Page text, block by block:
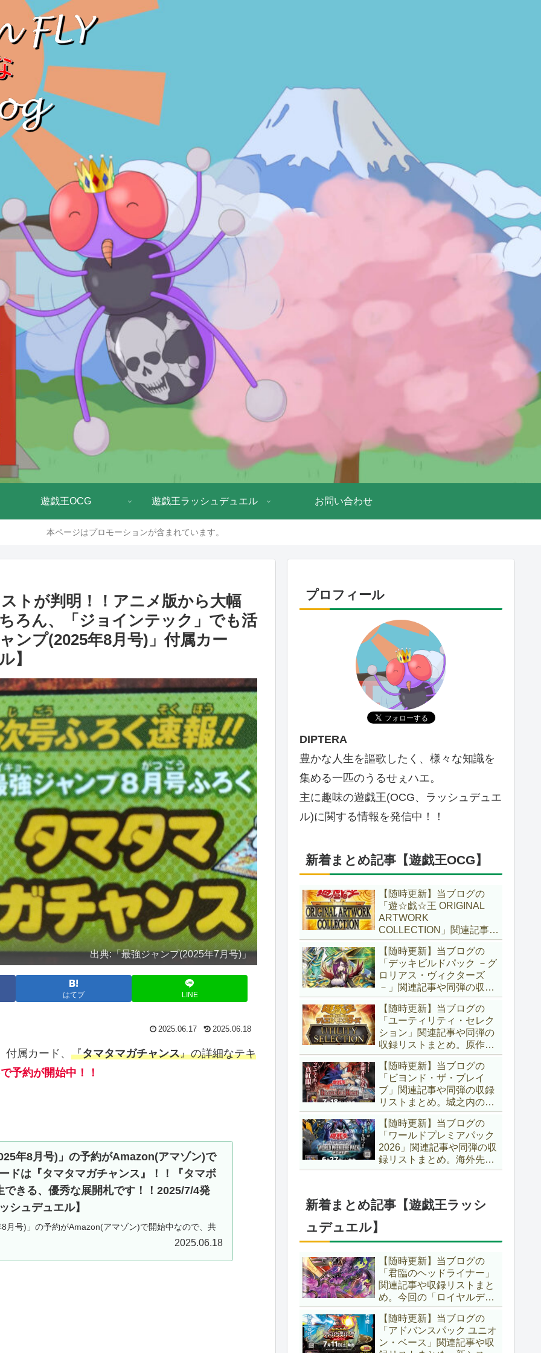
遊戯王OCG 遊戯王ラッシュデュエル お問い合わせ
本ページはプロモーションが含まれています。
トが判明！！アニメ版から大幅
ろん、「ジョインテック」でも活
ンプ(2025年8月号)」付属カー
】
出典:「最強ジャンプ(2025年7月号)」
はてブ LINE
2025.06.17 2025.06.18
属カード、 『タマタマガチャンス』の詳細なテキ
予約が開始中！！
年8月号)」の予約がAmazon(アマゾン)で
ドは『タマタマガチャンス』！！『タマボ
できる、優秀な展開札です！！2025/7/4発
シュデュエル】
月号)」の予約がAmazon(アマゾン)で開始中なので、共
付属カードは『タマタマガチャンス』！！『タマボッ
2025.06.18
プロフィール
DIPTERA
豊かな人生を謳歌したく、様々な知識を
集める一匹のうるせぇハエ。
主に趣味の遊戯王(OCG、ラッシュデュエ
ル)に関する情報を発信中！！
新着まとめ記事【遊戯王OCG】
【随時更新】当ブログの
「遊☆戯☆王 ORIGINAL
ARTWORK
COLLECTION」関連記事や
同弾の収録リストまとめ。
マンガスタイルとオーバー
フレームに焦点を当てた新
商品！！また、原作のモン
スターもリメイクされてい
ます！！【遊戯王OCG】
【随時更新】当ブログの
「デッキビルドパック －グ
ロリアス・ヴィクターズ
－」関連記事や同弾の収録
リストまとめ。効果を持た
ない古のモンスターを使役
する儀式テーマ「セネト」
に加え、「レイズ・ムー
ン」や「異解△」も登
場！！【遊戯王OCG】
【随時更新】当ブログの
「ユーティリティ・セレク
ション」関連記事や同弾の
収録リストまとめ。原作の
名シーンや懐かしの人気モ
ンスターをイメージした新
規カードが多数登場！！ま
た、「ドミナス」などの豪
華再録にも注目ですね～。
【遊戯王OCG】
【随時更新】当ブログの
「ビヨンド・ザ・ブレイ
ブ」関連記事や同弾の収録
リストまとめ。城之内のカ
ードたちが『時の黒魔術
師』関連となってリメイ
ク！！さらに、「Ｄ－ＨＥ
ＲＯ」の『幽獄の時計塔』
も待望のリメイクです！！
【随時更新】当ブログの
「ワールドプレミアパック
2026」関連記事や同弾の収
録リストまとめ。海外先行
カードが例年より早く来
ージした『リビングデッド
の呼び声』関連に注目が集
新着まとめ記事【遊戯王ラッシ
ュデュエル】
【随時更新】当ブログの
「君臨のヘッドライナー」
関連記事や収録リストまと
め。今回の「ロイヤルデモ
ンズ」は相手モンスターを
リリース！！また、新テー
マとして「救惺」、「ヘル
シィ」、「ゴエゴエ」も登
【随時更新】当ブログの
「アドバンスパック ユニオ
ン・ベース」関連記事や収